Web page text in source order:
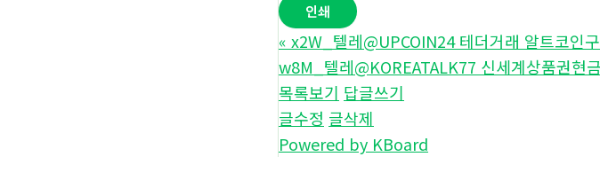
인쇄
« x2W_텔레@UPCOIN24 테더거래 알트코인
w8M_텔레@KOREATALK77 신세계상품권현
목록보기 답글쓰기
글수정 글삭제
Powered by KBoard